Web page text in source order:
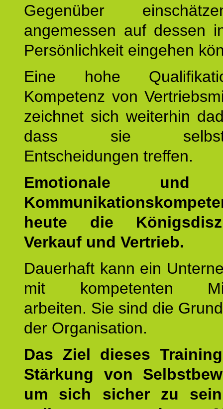
Gegenüber
angemessen auf dessen
Persönlichkeit eingehen
Eine hohe
Kompetenz von
zeichnet sich weiterhin
dass sie
Entscheidungen treffen.
Emotionale und
heute die
Verkauf und Vertrieb.
Dauerhaft kann ein
mit kompetenten
arbeiten. Sie sind die
der Organisation.
Das Ziel dieses
Stärkung von
um sich sicher zu